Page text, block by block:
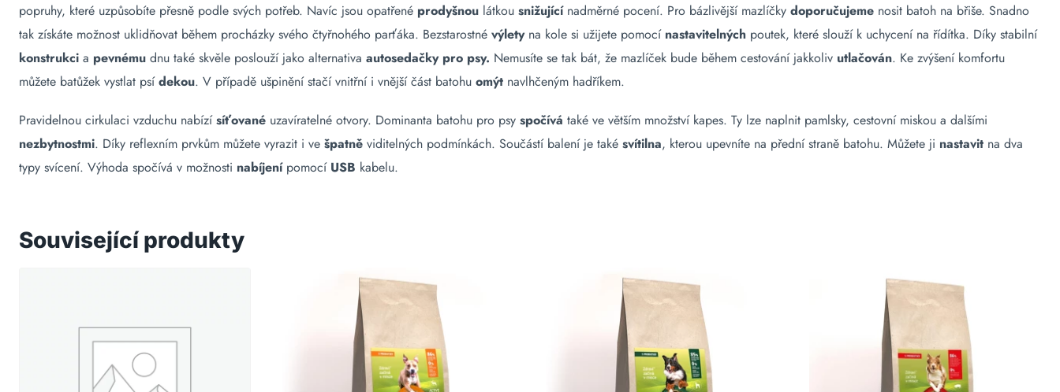
popruhy, které uzpůsobíte přesně podle svých potřeb. Navíc jsou opatřené prodyšnou látkou snižujícínadměrné pocení. Pro bázlivější mazlíčky doporučujeme nosit batoh na břiše. Snadno
tak získáte možnost uklidňovat během procházky svého čtyřnohého parťáka. Bezstarostné výletyna kole si užijete pomocí nastavitelných poutek, které slouží k uchycení na řídítka. Díky stabilní
konstrukci a pevnému dnu také skvěle poslouží jako alternativa autosedačky pro psy. Nemusíte se tak bát, že mazlíček bude během cestování jakkoliv utlačován. Ke zvýšení komfortu
můžete batůžek vystlat psídekou. V případě ušpinění stačí vnitřní i vnější část batohu omýt navlhčeným hadříkem.
Pravidelnou cirkulaci vzduchu nabízísíťované uzavíratelné otvory. Dominanta batohu pro psy spočívá také ve větším množství kapes. Ty lze naplnit pamlsky, cestovní miskou a dalšími
nezbytnostmi. Díky reflexním prvkům můžete vyrazit i ve špatně viditelných podmínkách. Součástí balení je také svítilna, kterou upevníte na přední straně batohu. Můžete ji nastavit na dva
typy svícení. Výhoda spočívá v možnosti nabíjenípomocí USB kabelu.
Související produkty